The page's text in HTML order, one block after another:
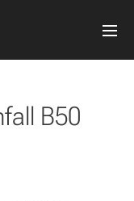
B50